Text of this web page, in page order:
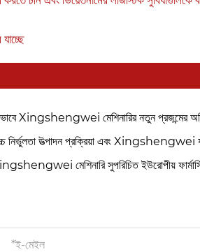
Xingshengwei মেশিনারির নতুন প্রজন্মের অতি
উন্নত করতে সাহায্য করতে পারে
নির্ভুলতা উত্পাদন প্রক্রিয়া এবং Xingshengwei
মেশিনারি সুপরিচিত ইউরোপীয়